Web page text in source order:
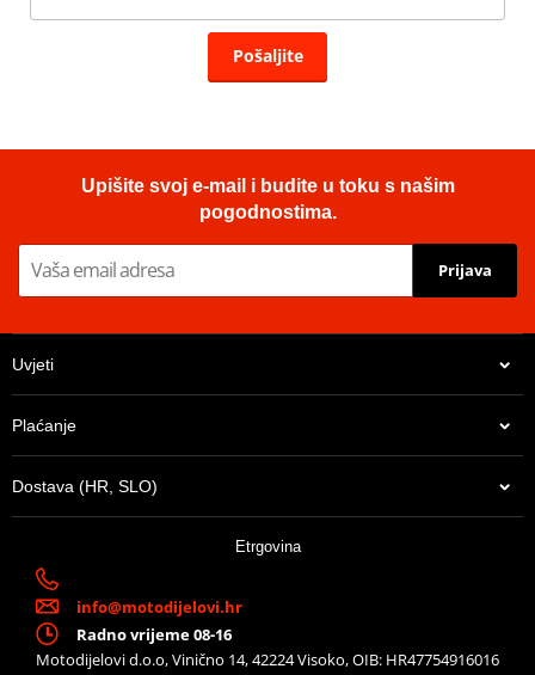
Pošaljite
Upišite svoj e-mail i budite u toku s našim
pogodnostima.
Prijava
Uvjeti
Plaćanje
Dostava (HR, SLO)
Etrgovina
info@motodijelovi.hr
Radno vrijeme 08-16
Motodijelovi d.o.o, Vinično 14, 42224 Visoko, OIB: HR47754916016